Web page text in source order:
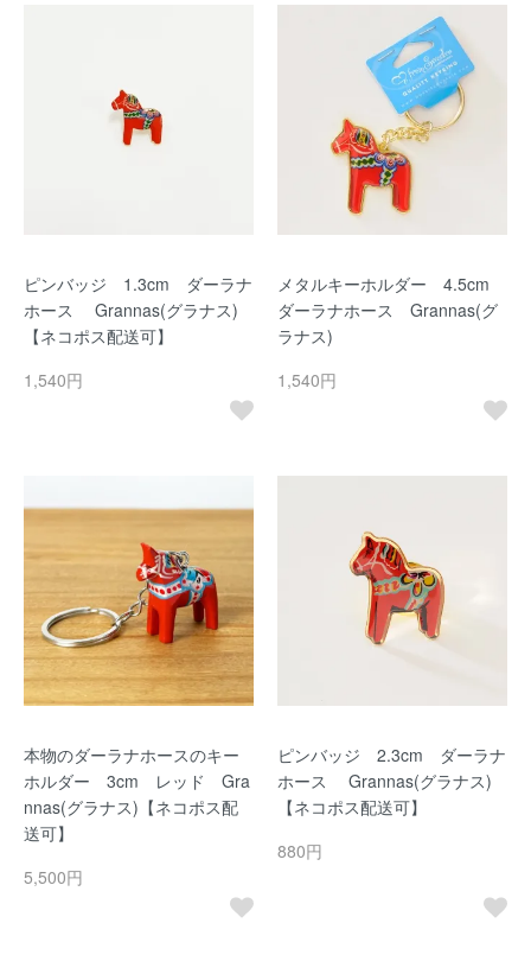
ピンバッジ 1.3cm ダーラナ
ホース Grannas(グラナス)
【ネコポス配送可】
1,540円
メタルキーホルダー 4.5cm
ダーラナホース Grannas(グ
ラナス)
1,540円
本物のダーラナホースのキー
ホルダー 3cm レッド Gra
nnas(グラナス)【ネコポス配
送可】
5,500円
ピンバッジ 2.3cm ダーラナ
ホース Grannas(グラナス)
【ネコポス配送可】
880円